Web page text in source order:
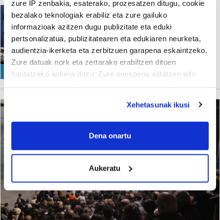
zure IP zenbakia, esaterako, prozesatzen ditugu, cookie
bezalako teknologiak erabiliz eta zure gailuko
informazioak azitzen dugu publizitate eta eduki
pertsonalizatua, publizitatearen eta edukiaren neurketa,
audientzia-ikerketa eta zerbitzuen garapena eskaintzeko.
Zure datuak nork eta zertarako erabiltzen dituen
hautatzeko aukera duzu. Zure onespena aldatzen edo
If you allow, we would also like to:
Collect information about your geographical
meters
Identify your device by actively scanning it for
specific characteristics (fingerprinting)
Find out more about how your personal data is processed
and set your preferences in the details section
Xehetasunak ikusi
Dena onartu
Aukeratu
GIZARTEA
Lekeitio
Lekeitioko eta Durangoko
Denbora Bakuen
harremana, sendotuta
Garaia Pagola Urriza